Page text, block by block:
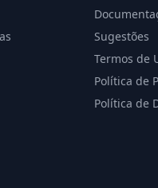
Sugestões
Termos de
Política de
Política de